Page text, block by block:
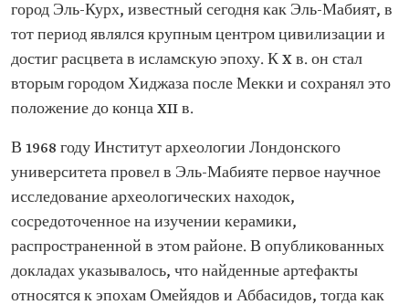
город Эль-Курх, известный сегодня как Эль-Мабият, в
тот период являлся крупным центром цивилизации и
достиг расцвета в исламскую эпоху. К X в. он стал
вторым городом Хиджаза после Мекки и сохранял это
положение до конца XII в.
В 1968 году Институт археологии Лондонского
университета провел в Эль-Мабияте первое научное
исследование археологических находок,
сосредоточенное на изучении керамики,
распространенной в этом районе. В опубликованных
докладах указывалось, что найденные артефакты
относятся к эпохам Омейядов и Аббасидов, тогда как